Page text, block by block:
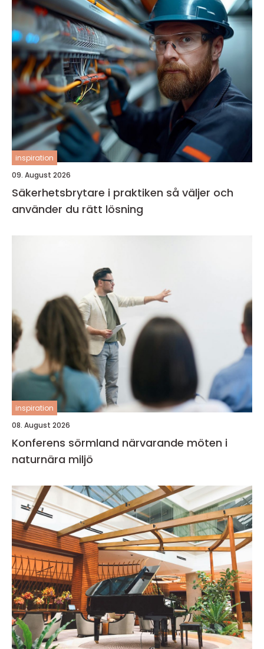
inspiration
09. August 2026
Säkerhetsbrytare i praktiken så väljer och
använder du rätt lösning
inspiration
08. August 2026
Konferens sörmland närvarande möten i
naturnära miljö